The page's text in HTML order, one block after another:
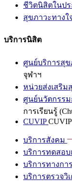
ชีวิตนิสิตในปร
สุขภาวะทางใ
บริการนิสิต
ศูนย์บริการสุ
จุฬาฯ
หน่วยส่งเสริม
ศูนย์นวัตกรรม
การเรียนรู้
CUVIPCUVIP
บริการสังคม
บริการทดสอบ
บริการทางกา
บริการตรวจ